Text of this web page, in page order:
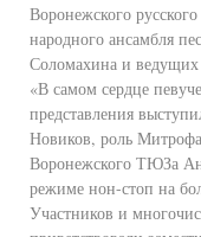
Воронежского
народного ансамбля
Соломахина и ведущих
«В самом сердце
представления
Новиков, роль
Воронежского ТЮЗа
режиме нон-стоп на
Участников и